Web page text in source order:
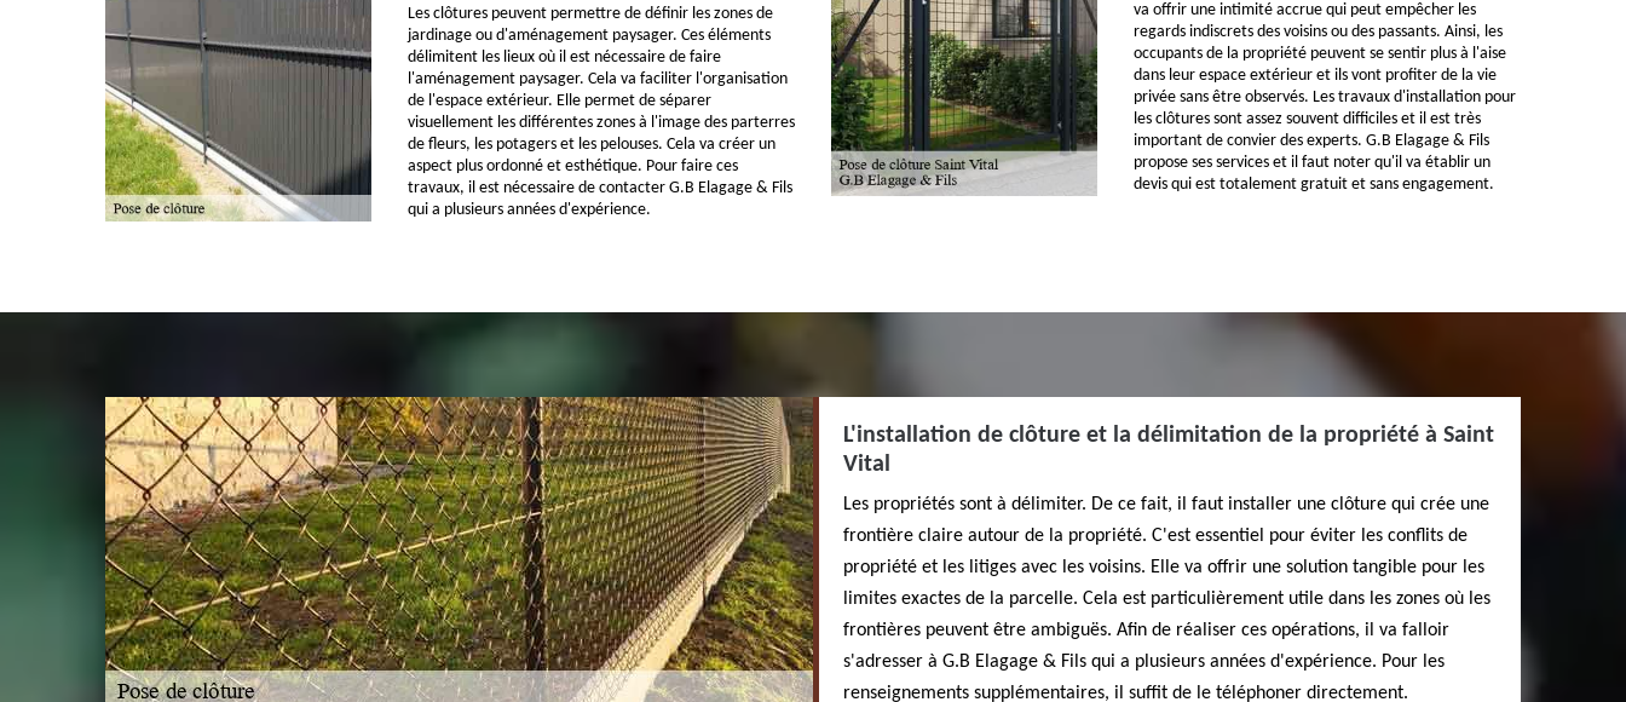
Les clôtures peuvent permettre de définir les zones de
jardinage ou d'aménagement paysager. Ces éléments
délimitent les lieux où il est nécessaire de faire
l'aménagement paysager. Cela va faciliter l'organisation
de l'espace extérieur. Elle permet de séparer
visuellement les différentes zones à l'image des parterres
de fleurs, les potagers et les pelouses. Cela va créer un
aspect plus ordonné et esthétique. Pour faire ces
travaux, il est nécessaire de contacter G.B Elagage & Fils
qui a plusieurs années d'expérience.
va offrir une intimité accrue qui peut empêcher les
regards indiscrets des voisins ou des passants. Ainsi, les
occupants de la propriété peuvent se sentir plus à l'aise
dans leur espace extérieur et ils vont profiter de la vie
privée sans être observés. Les travaux d'installation pour
les clôtures sont assez souvent difficiles et il est très
important de convier des experts. G.B Elagage & Fils
propose ses services et il faut noter qu'il va établir un
devis qui est totalement gratuit et sans engagement.
L'installation de clôture et la délimitation de la propriété à Saint
Vital
Les propriétés sont à délimiter. De ce fait, il faut installer une clôture qui crée une
frontière claire autour de la propriété. C'est essentiel pour éviter les conflits de
propriété et les litiges avec les voisins. Elle va offrir une solution tangible pour les
limites exactes de la parcelle. Cela est particulièrement utile dans les zones où les
frontières peuvent être ambiguës. Afin de réaliser ces opérations, il va falloir
s'adresser à G.B Elagage & Fils qui a plusieurs années d'expérience. Pour les
renseignements supplémentaires, il suffit de le téléphoner directement.